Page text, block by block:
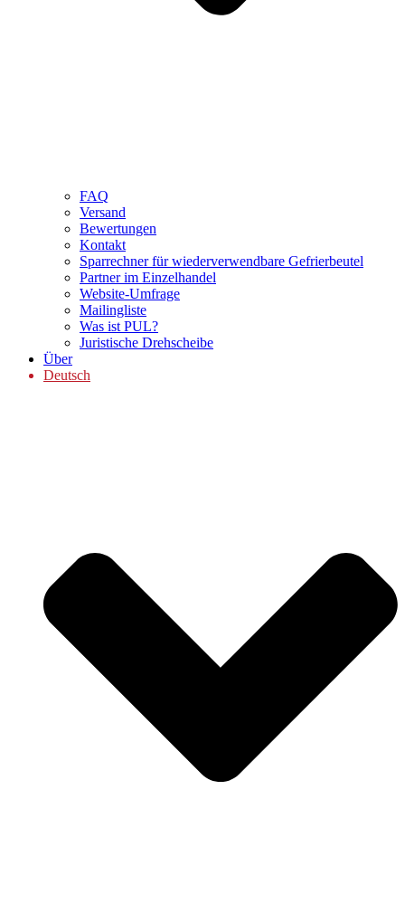
FAQ
Versand
Bewertungen
Kontakt
Sparrechner für wiederverwendbare Gefrierbeutel
Partner im Einzelhandel
Website-Umfrage
Mailingliste
Was ist PUL?
Juristische Drehscheibe
Über
Deutsch